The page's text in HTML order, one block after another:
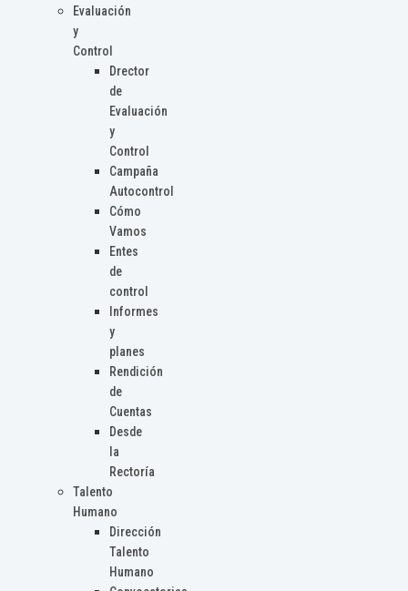
Evaluación
y
Control
Drector
de
Evaluación
y
Control
Campaña
Autocontrol
Cómo
Vamos
Entes
de
control
Informes
y
planes
Rendición
de
Cuentas
Desde
la
Rectoría
Talento
Humano
Dirección
Talento
Humano